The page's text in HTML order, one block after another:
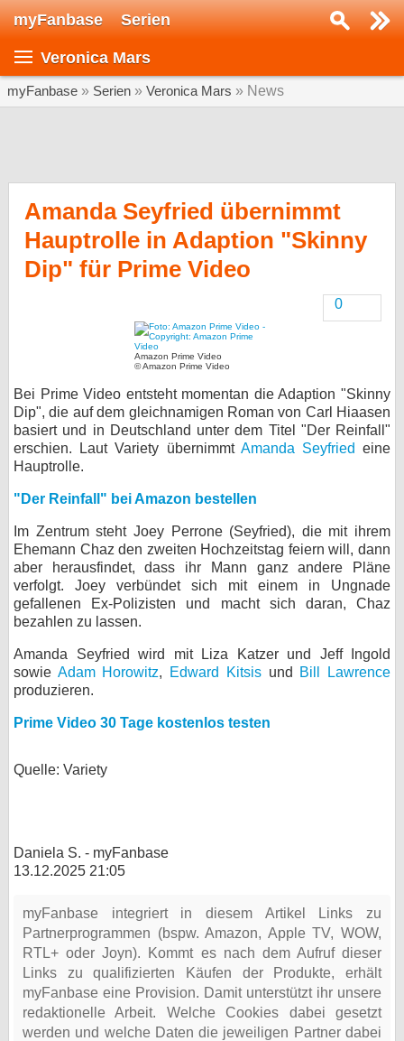
myFanbase Serien
Veronica Mars
myFanbase » Serien » Veronica Mars » News
Amanda Seyfried übernimmt
Hauptrolle in Adaption "Skinny
Dip" für Prime Video
0
Amazon Prime Video
© Amazon Prime Video
Bei Prime Video entsteht momentan die Adaption "Skinny
Dip", die auf dem gleichnamigen Roman von Carl Hiaasen
basiert und in Deutschland unter dem Titel "Der Reinfall"
erschien. Laut Variety übernimmt Amanda Seyfried eine
Hauptrolle.
"Der Reinfall" bei Amazon bestellen
Im Zentrum steht Joey Perrone (Seyfried), die mit ihrem
Ehemann Chaz den zweiten Hochzeitstag feiern will, dann
aber herausfindet, dass ihr Mann ganz andere Pläne
verfolgt. Joey verbündet sich mit einem in Ungnade
gefallenen Ex-Polizisten und macht sich daran, Chaz
bezahlen zu lassen.
Amanda Seyfried wird mit Liza Katzer und Jeff Ingold
sowie Adam Horowitz, Edward Kitsisund Bill Lawrence
produzieren.
Prime Video 30 Tage kostenlos testen
Quelle: Variety
Daniela S. - myFanbase
13.12.2025 21:05
myFanbase integriert in diesem Artikel Links zu
Partnerprogrammen (bspw. Amazon, Apple TV, WOW,
RTL+ oder Joyn). Kommt es nach dem Aufruf dieser
Links zu qualifizierten Käufen der Produkte, erhält
myFanbase eine Provision. Damit unterstützt ihr unsere
redaktionelle Arbeit. Welche Cookies dabei gesetzt
werden und welche Daten die jeweiligen Partner dabei
Serie suchen...
SERIEN
Veranstaltungen
KULTUR
Gewinnspiele
Forum
bei X
Kontakt
Nutzungsbedingungen
Datenschutz
Impressum
Desktop-Ansicht